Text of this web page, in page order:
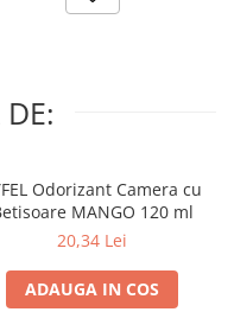
Odorizant Camera cu
MANGO 120 ml
20,34 Lei
ADAUGA IN COS